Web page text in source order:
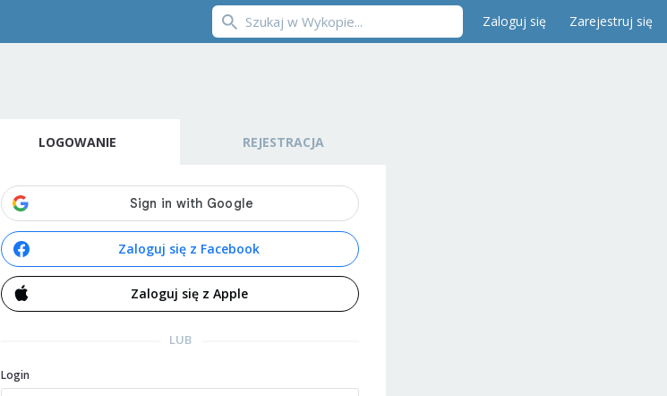
Zaloguj się Zarejestruj się
LOGOWANIE REJESTRACJA
Zaloguj się z Facebook
Zaloguj się z Apple
LUB
Login